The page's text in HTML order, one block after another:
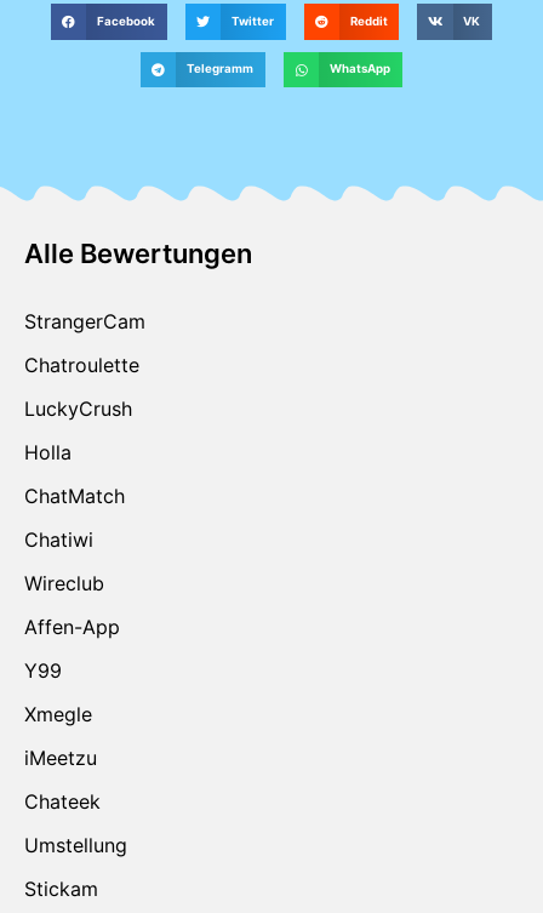
Facebook Twitter Reddit VK
Telegramm WhatsApp
Alle Bewertungen
StrangerCam
Chatroulette
LuckyCrush
Holla
ChatMatch
Chatiwi
Wireclub
Affen-App
Y99
Xmegle
iMeetzu
Chateek
Umstellung
Stickam